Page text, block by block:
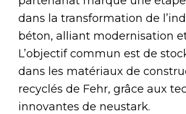
dans la transformation de
béton, alliant modernisation
L’objectif commun est de
dans les matériaux de
recyclés de Fehr, grâce aux
innovantes de neustark.